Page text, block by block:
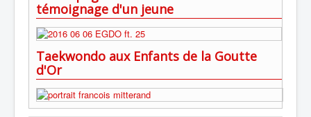
témoignage d'un jeune
Taekwondo aux Enfants de la Goutte
d'Or